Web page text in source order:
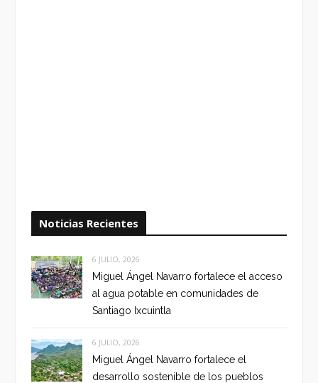
Noticias Recientes
6 JULIO, 2026
Miguel Ángel Navarro fortalece el acceso
al agua potable en comunidades de
Santiago Ixcuintla
6 JULIO, 2026
Miguel Ángel Navarro fortalece el
desarrollo sostenible de los pueblos